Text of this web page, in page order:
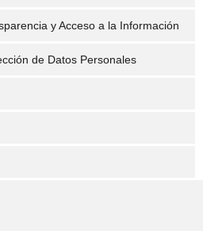
y Acceso a la Información
de Datos Personales